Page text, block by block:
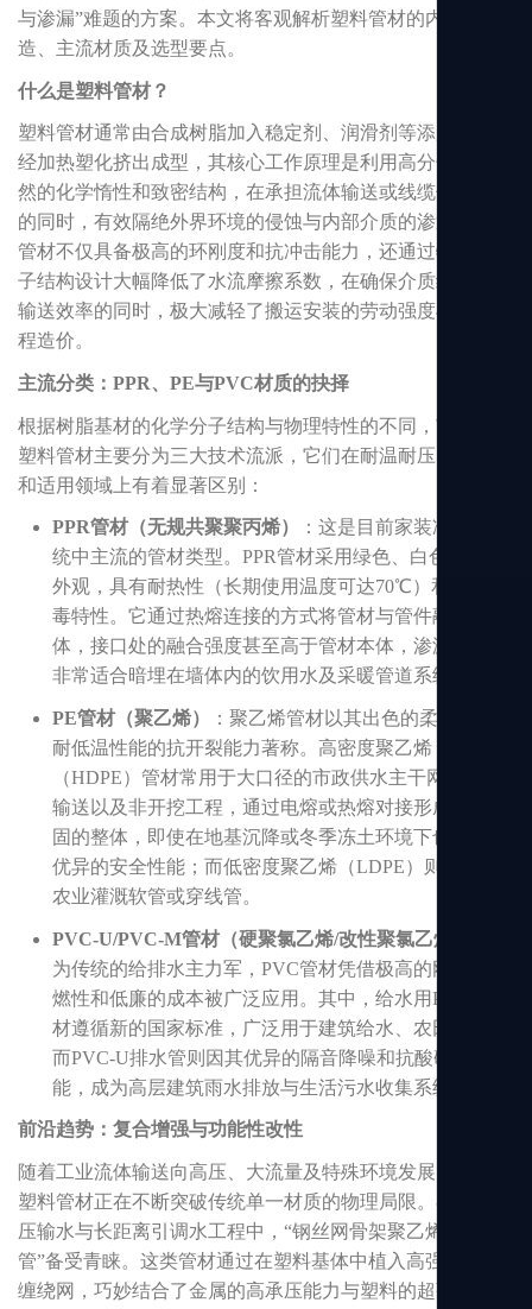
与渗漏”难题的方案。本文将客观解析塑料管材的内部构
造、主流材质及选型要点。
什么是塑料管材？
塑料管材通常由合成树脂加入稳定剂、润滑剂等添加剂后，
经加热塑化挤出成型，其核心工作原理是利用高分子材料天
然的化学惰性和致密结构，在承担流体输送或线缆保护功能
的同时，有效隔绝外界环境的侵蚀与内部介质的渗透。塑料
管材不仅具备极高的环刚度和抗冲击能力，还通过特殊的分
子结构设计大幅降低了水流摩擦系数，在确保介质纯净度与
输送效率的同时，极大减轻了搬运安装的劳动强度与综合工
程造价。
主流分类：PPR、PE与PVC材质的抉择
根据树脂基材的化学分子结构与物理特性的不同，市面上的
塑料管材主要分为三大技术流派，它们在耐温耐压、柔韧性
和适用领域上有着显著区别：
PPR管材（无规共聚聚丙烯）
：这是目前家装冷热水系
统中主流的管材类型。PPR管材采用绿色、白色或灰色
外观，具有耐热性（长期使用温度可达70℃）和卫生无
毒特性。它通过热熔连接的方式将管材与管件融为一
体，接口处的融合强度甚至高于管材本体，渗漏隐患，
非常适合暗埋在墙体内的饮用水及采暖管道系统。
PE管材（聚乙烯）
：聚乙烯管材以其出色的柔韧性、
耐低温性能的抗开裂能力著称。高密度聚乙烯
（HDPE）管材常用于大口径的市政供水主干网、燃气
输送以及非开挖工程，通过电熔或热熔对接形成极其牢
固的整体，即使在地基沉降或冬季冻土环境下也能保持
优异的安全性能；而低密度聚乙烯（LDPE）则多用于
农业灌溉软管或穿线管。
PVC-U/PVC-M管材（硬聚氯乙烯/改性聚氯乙烯）
为传统的给排水主力军，PVC管材凭借极高的刚性、阻
燃性和低廉的成本被广泛应用。其中，给水用PVC-U管
材遵循新的国家标准，广泛用于建筑给水、农田灌溉；
而PVC-U排水管则因其优异的隔音降噪和抗酸碱腐蚀性
能，成为高层建筑雨水排放与生活污水收集系统。
前沿趋势：复合增强与功能性改性
随着工业流体输送向高压、大流量及特殊环境发展，新一代
塑料管材正在不断突破传统单一材质的物理局限。在市政高
压输水与长距离引调水工程中，“钢丝网骨架聚乙烯复合
管”备受青睐。这类管材通过在塑料基体中植入高强度钢丝
缠绕网，巧妙结合了金属的高承压能力与塑料的超强耐腐蚀